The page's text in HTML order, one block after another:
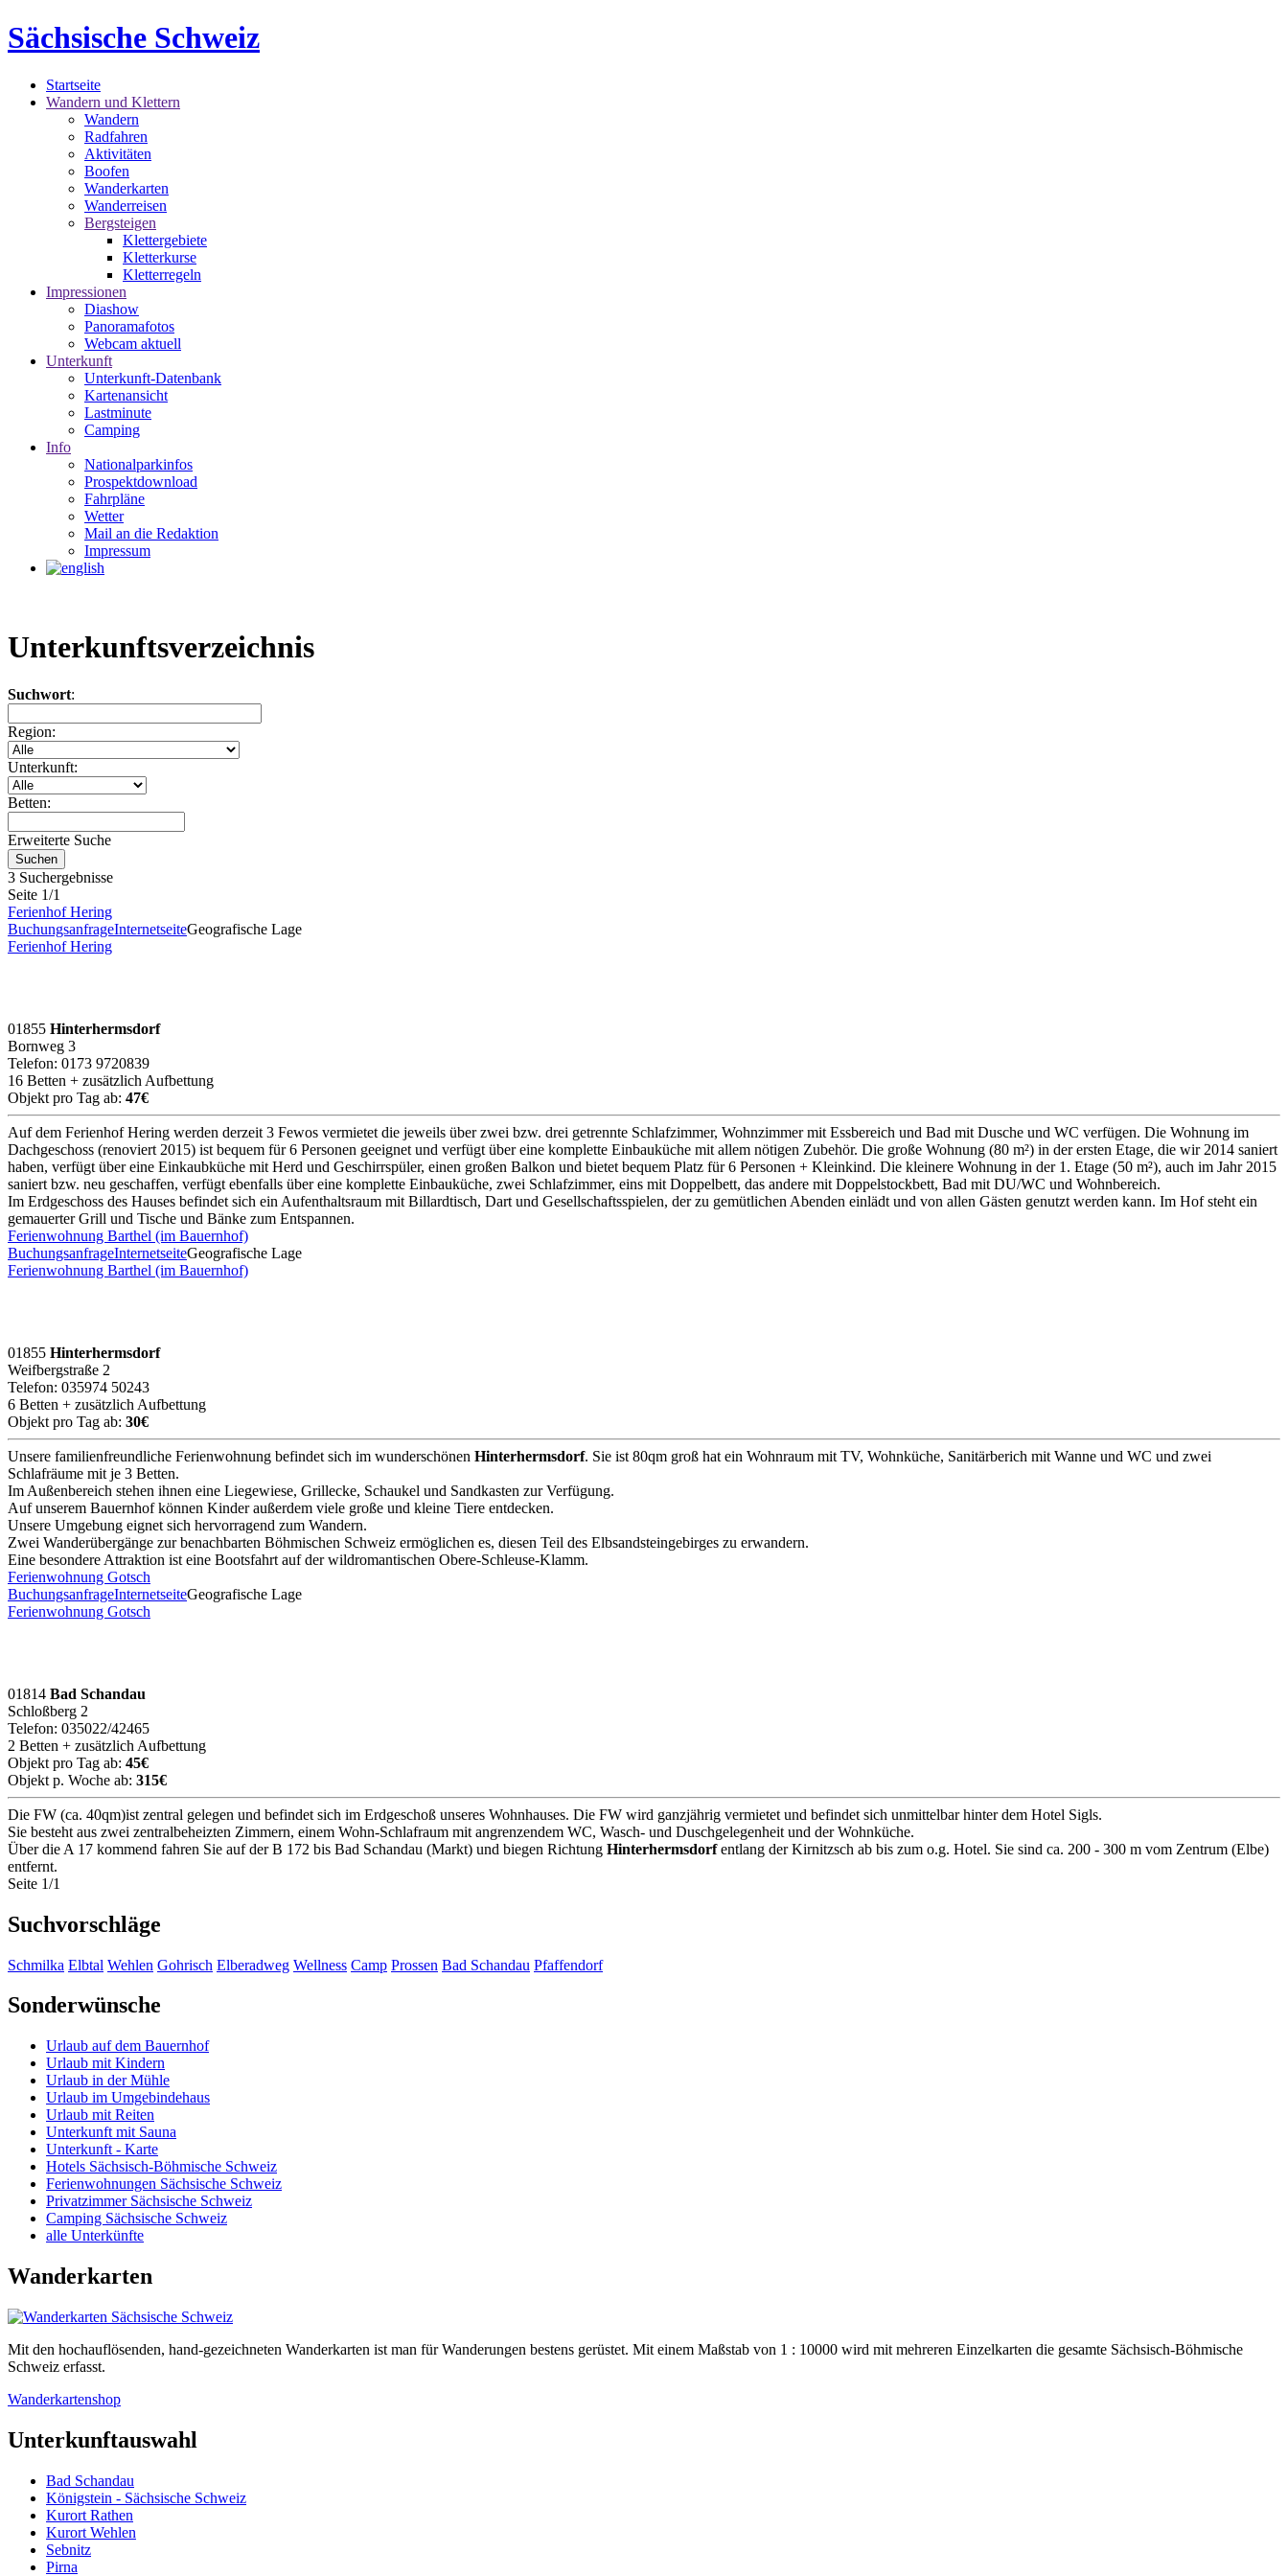
Sächsische Schweiz
Startseite
Wandern und Klettern
Wandern
Radfahren
Aktivitäten
Boofen
Wanderkarten
Wanderreisen
Bergsteigen
Klettergebiete
Kletterkurse
Kletterregeln
Impressionen
Diashow
Panoramafotos
Webcam aktuell
Unterkunft
Unterkunft-Datenbank
Kartenansicht
Lastminute
Camping
Info
Nationalparkinfos
Prospektdownload
Fahrpläne
Wetter
Mail an die Redaktion
Impressum
Unterkunftsverzeichnis
Suchwort:
Region:
Unterkunft:
Betten:
Erweiterte Suche
3 Suchergebnisse
Seite 1/1
Ferienhof Hering
BuchungsanfrageInternetseiteGeografische Lage
Ferienhof Hering
01855 Hinterhermsdorf
Bornweg 3
Telefon: 0173 9720839
16 Betten + zusätzlich Aufbettung
Objekt pro Tag ab: 47€
Auf dem Ferienhof Hering werden derzeit 3 Fewos vermietet die jeweils über zwei bzw. drei getrennte Schlafzimmer, Wohnzimmer mit Essbereich und Bad mit Dusche und WC verfügen. Die Wohnung im
Dachgeschoss (renoviert 2015) ist bequem für 6 Personen geeignet und verfügt über eine komplette Einbauküche mit allem nötigen Zubehör. Die große Wohnung (80 m²) in der ersten Etage, die wir 2014 saniert
haben, verfügt über eine Einkaubküche mit Herd und Geschirrspüler, einen großen Balkon und bietet bequem Platz für 6 Personen + Kleinkind. Die kleinere Wohnung in der 1. Etage (50 m²), auch im Jahr 2015
saniert bzw. neu geschaffen, verfügt ebenfalls über eine komplette Einbauküche, zwei Schlafzimmer, eins mit Doppelbett, das andere mit Doppelstockbett, Bad mit DU/WC und Wohnbereich.
Im Erdgeschoss des Hauses befindet sich ein Aufenthaltsraum mit Billardtisch, Dart und Gesellschaftsspielen, der zu gemütlichen Abenden einlädt und von allen Gästen genutzt werden kann. Im Hof steht ein
gemauerter Grill und Tische und Bänke zum Entspannen.
Ferienwohnung Barthel (im Bauernhof)
BuchungsanfrageInternetseiteGeografische Lage
Ferienwohnung Barthel (im Bauernhof)
01855 Hinterhermsdorf
Weifbergstraße 2
Telefon: 035974 50243
6 Betten + zusätzlich Aufbettung
Objekt pro Tag ab: 30€
Unsere familienfreundliche Ferienwohnung befindet sich im wunderschönen Hinterhermsdorf. Sie ist 80qm groß hat ein Wohnraum mit TV, Wohnküche, Sanitärberich mit Wanne und WC und zwei
Schlafräume mit je 3 Betten.
Im Außenbereich stehen ihnen eine Liegewiese, Grillecke, Schaukel und Sandkasten zur Verfügung.
Auf unserem Bauernhof können Kinder außerdem viele große und kleine Tiere entdecken.
Unsere Umgebung eignet sich hervorragend zum Wandern.
Zwei Wanderübergänge zur benachbarten Böhmischen Schweiz ermöglichen es, diesen Teil des Elbsandsteingebirges zu erwandern.
Eine besondere Attraktion ist eine Bootsfahrt auf der wildromantischen Obere-Schleuse-Klamm.
Ferienwohnung Gotsch
BuchungsanfrageInternetseiteGeografische Lage
Ferienwohnung Gotsch
01814 Bad Schandau
Schloßberg 2
Telefon: 035022/42465
2 Betten + zusätzlich Aufbettung
Objekt pro Tag ab: 45€
Objekt p. Woche ab: 315€
Die FW (ca. 40qm)ist zentral gelegen und befindet sich im Erdgeschoß unseres Wohnhauses. Die FW wird ganzjährig vermietet und befindet sich unmittelbar hinter dem Hotel Sigls.
Sie besteht aus zwei zentralbeheizten Zimmern, einem Wohn-Schlafraum mit angrenzendem WC, Wasch- und Duschgelegenheit und der Wohnküche.
Über die A 17 kommend fahren Sie auf der B 172 bis Bad Schandau (Markt) und biegen Richtung Hinterhermsdorfentlang der Kirnitzsch ab bis zum o.g. Hotel. Sie sind ca. 200 - 300 m vom Zentrum (Elbe)
entfernt.
Seite 1/1
Suchvorschläge
Schmilka Elbtal Wehlen Gohrisch Elberadweg Wellness Camp Prossen Bad Schandau Pfaffendorf
Sonderwünsche
Urlaub auf dem Bauernhof
Urlaub mit Kindern
Urlaub in der Mühle
Urlaub im Umgebindehaus
Urlaub mit Reiten
Unterkunft mit Sauna
Unterkunft - Karte
Hotels Sächsisch-Böhmische Schweiz
Ferienwohnungen Sächsische Schweiz
Privatzimmer Sächsische Schweiz
Camping Sächsische Schweiz
alle Unterkünfte
Wanderkarten
Mit den hochauflösenden, hand-gezeichneten Wanderkarten ist man für Wanderungen bestens gerüstet. Mit einem Maßstab von 1 : 10000 wird mit mehreren Einzelkarten die gesamte Sächsisch-Böhmische
Schweiz erfasst.
Wanderkartenshop
Unterkunftauswahl
Bad Schandau
Königstein - Sächsische Schweiz
Kurort Rathen
Kurort Wehlen
Sebnitz
Pirna